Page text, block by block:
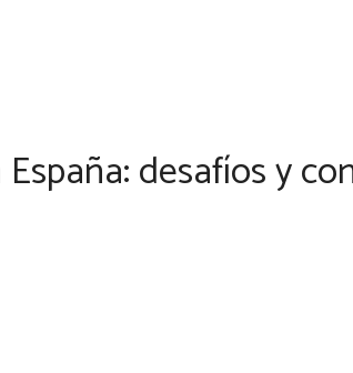
desafíos y